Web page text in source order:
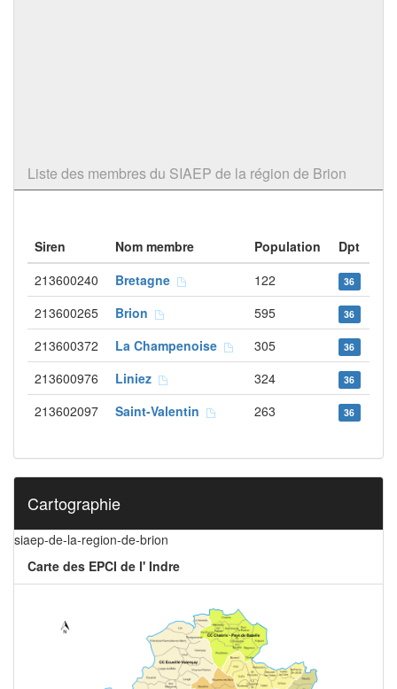
Liste des membres du SIAEP de la région de Brion
Siren Nom membre Population
Dpt
213600240
Bretagne 122 36
213600265 Brion 595 36
213600372 La Champenoise 305 36
213600976 Liniez 324 36
213602097 Saint-Valentin 263 36
Cartographie
siaep-de-la-region-de-brion
Carte des EPCI de l' Indre